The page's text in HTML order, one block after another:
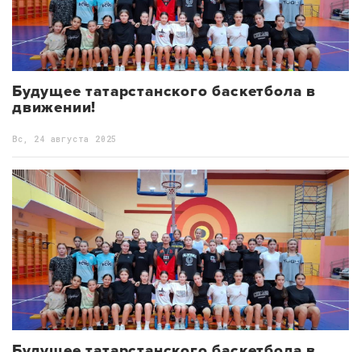
Будущее татарстанского баскетбола в
движении!
Вс, 24 августа 2025